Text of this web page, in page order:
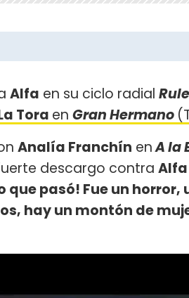
Alfa en su ciclo radial
Tora en Gran Hermano
Analía Franchín enA la
descargo contra Alfa
que pasó! Fue un horror,
hay un montón de